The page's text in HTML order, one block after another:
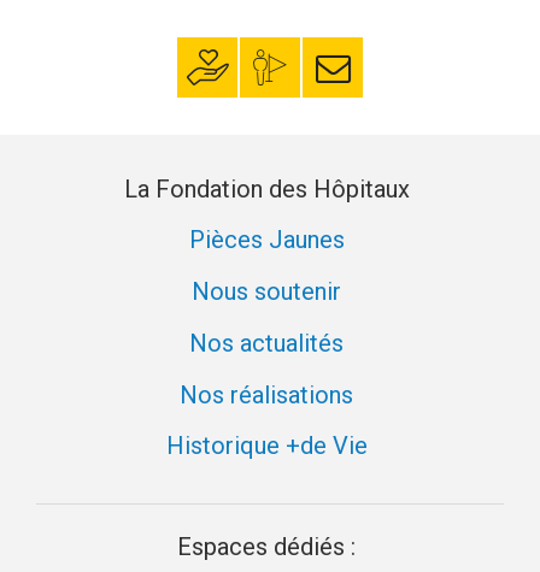
Faire un donMon espace
donateur
S’inscrire à la
newsletter
La Fondation des Hôpitaux
Pièces Jaunes
Nous soutenir
Nos actualités
Nos réalisations
Historique +de Vie
Espaces dédiés :